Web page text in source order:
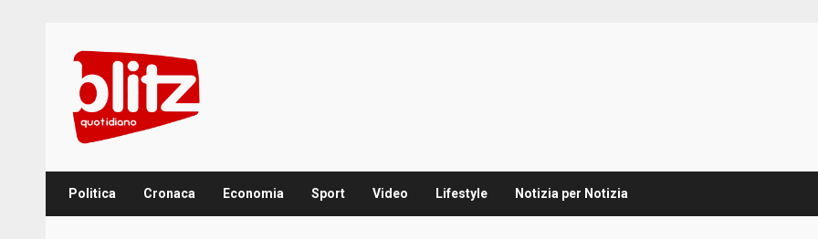
content
Politica Cronaca Economia Sport Video Lifestyle Notizia per Notizia